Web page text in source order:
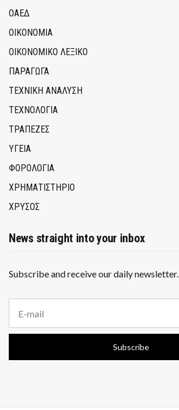
ΟΑΕΔ
ΟΙΚΟΝΟΜΙΑ
ΟΙΚΟΝΟΜΙΚΟ ΛΕΞΙΚΟ
ΠΑΡΑΓΩΓΑ
ΤΕΧΝΙΚΗ ΑΝΑΛΥΣΗ
ΤΕΧΝΟΛΟΓΙΑ
ΤΡΆΠΕΖΕΣ
ΥΓΕΙΑ
ΦΟΡΟΛΟΓΙΑ
ΧΡΗΜΑΤΙΣΤΗΡΙΟ
ΧΡΥΣΟΣ
News straight into your inbox
Subscribe and receive our daily newsletter.
a
i
a
Subscribe